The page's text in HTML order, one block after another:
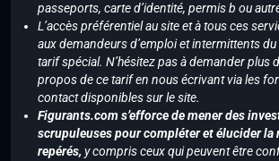
passeports, carte d’identité, permis b ou
L’accès préférentiel au site et à tous ces
aux demandeurs d’emploi et intermittents du
tarif spécial. N’hésitez pas à demander plus
propos de ce tarif en nous écrivant via les
contact disponibles sur le site.
Figurants.com s’efforce de mener des
scrupuleuses pour compléter et élucider la
repérés, y compris ceux qui peuvent être